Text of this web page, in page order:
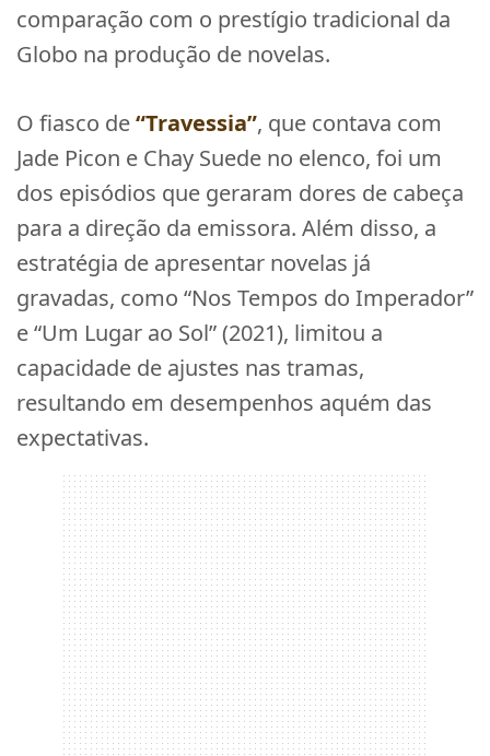
comparação com o prestígio tradicional da
Globo na produção de novelas.
O fiasco de“Travessia”, que contava com
Jade Picon e Chay Suede no elenco, foi um
dos episódios que geraram dores de cabeça
para a direção da emissora. Além disso, a
estratégia de apresentar novelas já
gravadas, como “Nos Tempos do Imperador”
e “Um Lugar ao Sol” (2021), limitou a
capacidade de ajustes nas tramas,
resultando em desempenhos aquém das
expectativas.